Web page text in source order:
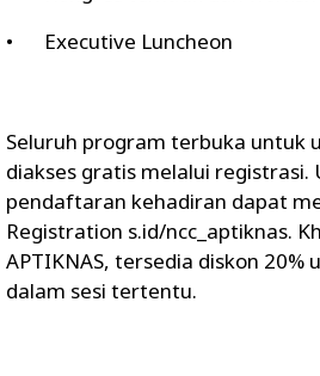
•
Executive Luncheon
Seluruh program terbuka untuk
diakses gratis melalui registrasi.
pendaftaran kehadiran dapat
Registration s.id/ncc_aptiknas.
APTIKNAS, tersedia diskon 20%
dalam sesi tertentu.